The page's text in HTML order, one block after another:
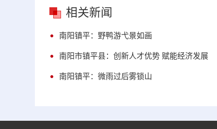
相关新闻
南阳镇平：野鸭游弋景如画
南阳市镇平县：创新人才优势 赋能经济发展
南阳镇平：微雨过后雾锁山